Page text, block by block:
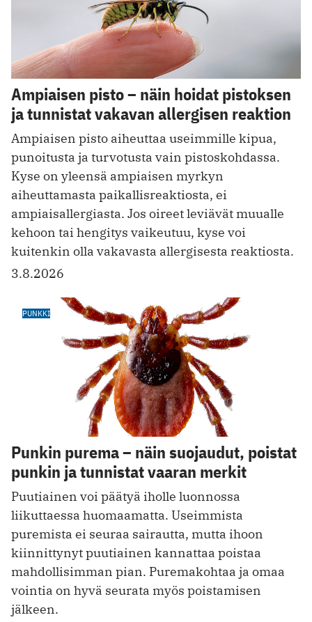
Ampiaisen pisto – näin hoidat pistoksen
ja tunnistat vakavan allergisen reaktion
Ampiaisen pisto aiheuttaa useimmille kipua,
punoitusta ja turvotusta vain pistoskohdassa.
Kyse on yleensä ampiaisen myrkyn
aiheuttamasta paikallisreaktiosta, ei
ampiaisallergiasta. Jos oireet leviävät muualle
kehoon tai hengitys vaikeutuu, kyse voi
kuitenkin olla vakavasta allergisesta reaktiosta.
3.8.2026
PUNKKI
Punkin purema – näin suojaudut, poistat
punkin ja tunnistat vaaran merkit
Puutiainen voi päätyä iholle luonnossa
liikuttaessa huomaamatta. Useimmista
puremista ei seuraa sairautta, mutta ihoon
kiinnittynyt puutiainen kannattaa poistaa
mahdollisimman pian. Puremakohtaa ja omaa
vointia on hyvä seurata myös poistamisen
jälkeen.